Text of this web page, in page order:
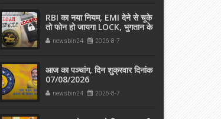
RBI का नया नियम, EMI देने से चूके
तो फोन हो जायगा LOCK, भुगतान के
बाद इतनी देर में होगा अनलॉक
newsbin24 2026-8-7
आज का पञ्चांग, दिन शुक्रवार दिनांक
07/08/2026
newsbin24 2026-8-7